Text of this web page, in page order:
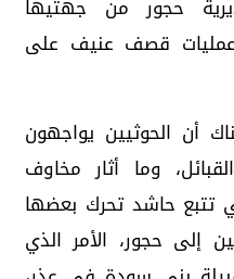
حجور من جهتيها
عمليات قصف عنيف على
أن الحوثيين يواجهون
وما أثار مخاوف
تتبع حاشد تحرك بعضها
إلى حجور، الأمر الذي